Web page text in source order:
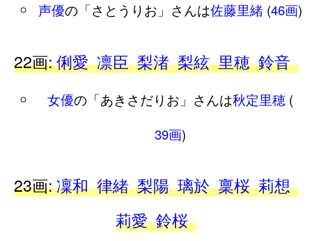
声優の「さとうりお」さんは佐藤里緒(46画)
22画:俐愛 凛臣 梨渚 梨絃 里穂 鈴音
女優の「あきさだりお」さんは秋定里穂(
39画)
23画:凜和 律緒 梨陽 璃於 稟桜 莉想
莉愛 鈴桜